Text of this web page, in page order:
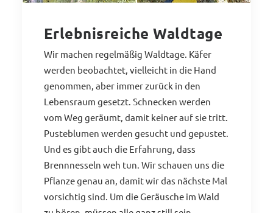
Erlebnisreiche Waldtage
Wir machen regelmäßig Waldtage. Käfer
werden beobachtet, vielleicht in die Hand
genommen, aber immer zurück in den
Lebensraum gesetzt. Schnecken werden
vom Weg geräumt, damit keiner auf sie tritt.
Pusteblumen werden gesucht und gepustet.
Und es gibt auch die Erfahrung, dass
Brennnesseln weh tun. Wir schauen uns die
Pflanze genau an, damit wir das nächste Mal
vorsichtig sind. Um die Geräusche im Wald